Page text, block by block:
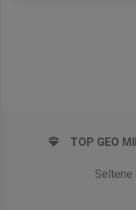
TOP GEO
Seltene